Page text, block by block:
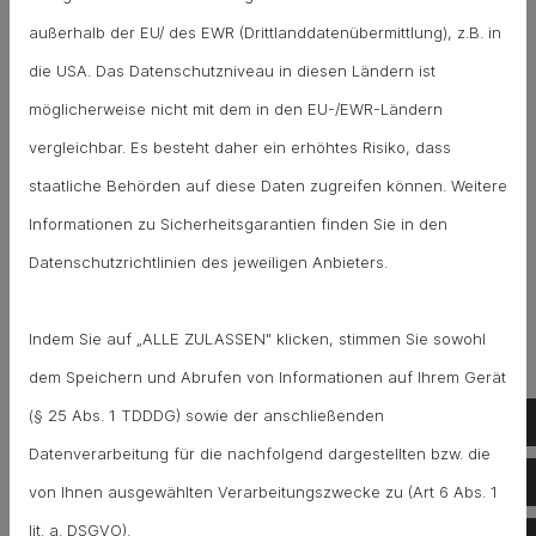
mit Wattestäbchen und mit den Haaren sowie den
Seifenresten zu einerundurchlässigen und
entfernungsbedürftigen Schicht im Rohr
Verstopften Abfluss reinigen - so geht's!
Zur ersten Hilfe beim Abfluss reinigen können Sie
Sie Unterdruck, in dem Sie den Pümpel schnell und
gleichmäßig über dem Abfluss auf und ab bewegen
und anschließend Wasser nachlaufen lassen. Bei
leichtenVerstopfungenist die Problematik nach
wenigen Arbeitsschritten behoben. Sollte der
Abfluss vollständig verstopft sein, wird der Pümpel
außerhalb der EU/ des EWR (Drittlanddatenübermittlung), z.B. in
die USA. Das Datenschutzniveau in diesen Ländern ist
möglicherweise nicht mit dem in den EU-/EWR-Ländern
vergleichbar. Es besteht daher ein erhöhtes Risiko, dass
staatliche Behörden auf diese Daten zugreifen können. Weitere
Informationen zu Sicherheitsgarantien finden Sie in den
Datenschutzrichtlinien des jeweiligen Anbieters.
Indem Sie auf „ALLE ZULASSEN" klicken, stimmen Sie sowohl
dem Speichern und Abrufen von Informationen auf Ihrem Gerät
(§ 25 Abs. 1 TDDDG) sowie der anschließenden
Datenverarbeitung für die nachfolgend dargestellten bzw. die
von Ihnen ausgewählten Verarbeitungszwecke zu (Art 6 Abs. 1
lit. a. DSGVO).